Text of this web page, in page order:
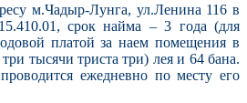
м.Чадыр-Лунга, ул.Ленина 116 в
срок найма – 3 года (для
платой за наем помещения в
тысячи триста три) лея и 64 бана.
ежедневно по месту его